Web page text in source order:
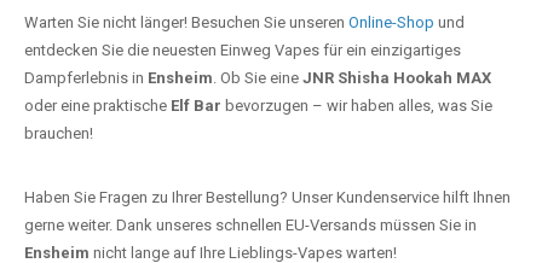
Warten Sie nicht länger! Besuchen Sie unseren Online-Shop und
entdecken Sie die neuesten Einweg Vapes für ein einzigartiges
Dampferlebnis in Ensheim. Ob Sie eine JNR Shisha Hookah MAX
oder eine praktische Elf Bar bevorzugen – wir haben alles, was Sie
brauchen!
Haben Sie Fragen zu Ihrer Bestellung? Unser Kundenservice hilft Ihnen
gerne weiter. Dank unseres schnellen EU-Versands müssen Sie in
Ensheim nicht lange auf Ihre Lieblings-Vapes warten!